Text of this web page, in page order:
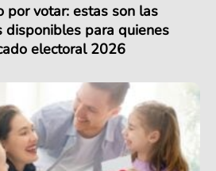
por votar: estas son las
disponibles para quienes
electoral 2026